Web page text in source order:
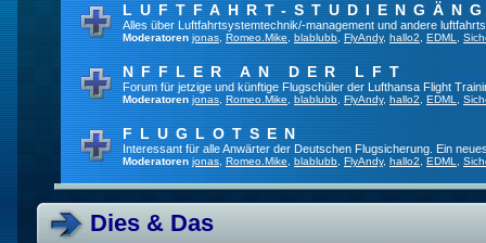
LUFTFAHRT-
Alles über Luftfahrtsystemtechnik/-management und andere
Moderatoren jonas Romeo.Mike blablubb FlyAndy, hallo2 EDML
NFFLER AN DER LFT
Forum für jetzige und künftige Flugschüler der Lufthansa Flight
Moderatoren jonas Romeo.Mike blablubb FlyAndy, hallo2 EDML
FLUGLOTSEN
Interessant für alle Anwärter der Deutschen Flugsicherung. Ein
Moderatoren jonas Romeo.Mike blablubb FlyAndy, hallo2 EDML
Dies & Das